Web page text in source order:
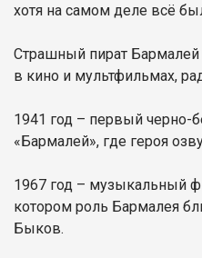
хотя на самом деле всё
Страшный пират Бармалей
в кино и мультфильмах,
1941 год – первый черно-
«Бармалей», где героя
1967 год – музыкальный
котором роль Бармалея
Быков.